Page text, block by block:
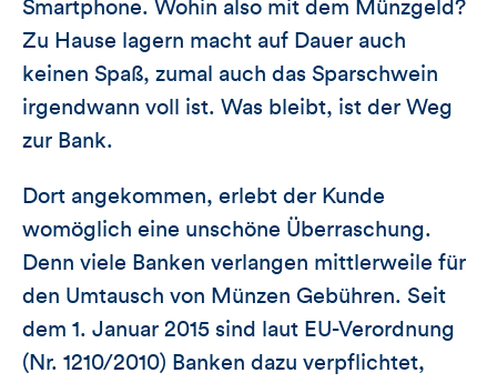
Smartphone. Wohin also mit dem Münzgeld?
Zu Hause lagern macht auf Dauer auch
keinen Spaß, zumal auch das Sparschwein
irgendwann voll ist. Was bleibt, ist der Weg
zur Bank.
Dort angekommen, erlebt der Kunde
womöglich eine unschöne Überraschung.
Denn viele Banken verlangen mittlerweile für
den Umtausch von Münzen Gebühren. Seit
dem 1. Januar 2015 sind laut EU-Verordnung
(Nr. 1210/2010) Banken dazu verpflichtet,